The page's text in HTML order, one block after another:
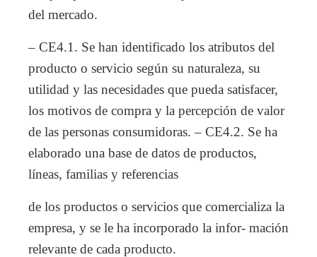
del mercado.
– CE4.1. Se han identificado los atributos del
producto o servicio según su naturaleza, su
utilidad y las necesidades que pueda satisfacer,
los motivos de compra y la percepción de valor
de las personas consumidoras. – CE4.2. Se ha
elaborado una base de datos de productos,
líneas, familias y referencias
de los productos o servicios que comercializa la
empresa, y se le ha incorporado la infor- mación
relevante de cada producto.